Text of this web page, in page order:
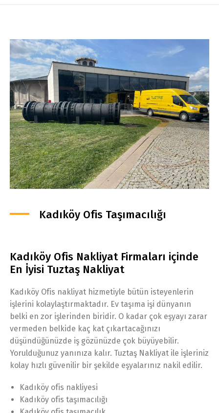
Kadıköy Ofis Taşımacılığı
Kadıköy Ofis Nakliyat Firmaları içinde
En İyisi Tuztaş Nakliyat
Kadıköy Ofis nakliyat hizmetiyle bütün isteyenlerin
işlerini kolaylaştırmaktadır. Ev taşıma işi dünyanın
belki en zor işlerinden biridir. O kadar çok eşyayı zarar
vermeden belkide kaç kat çıkartacağınızı
düşündüğünüzde iş gözünüzde çok büyüyebilir.
Yorulduğunuz yanınıza kalır. Tuztaş Nakliyat ile işleriniz
kolay hızlı güvenilir bir şekilde eşyalarınız nakil edilir.
Kadıköy ofis nakliyesi
Kadıköy ofis taşımacılığı